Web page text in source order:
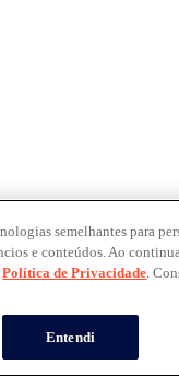
semelhantes para
e conteúdos. Ao
Política de Privacidade.
Entendi